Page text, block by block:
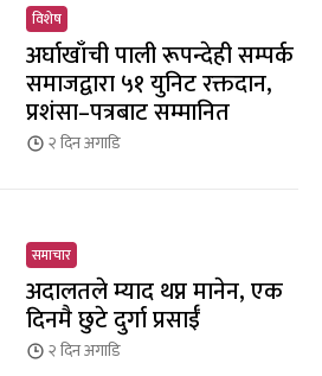
विशेष
अर्घाखाँची पाली रूपन्देही सम्पर्क
समाजद्वारा ५१ युनिट रक्तदान,
प्रशंसा–पत्रबाट सम्मानित
२ दिनअगाडि
समाचार
अदालतले म्याद थप्न मानेन, एक
दिनमै छुटे दुर्गा प्रसाईँ
२ दिनअगाडि